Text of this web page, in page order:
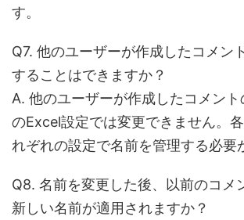
す。
Q7. 他のユーザーが作成したコメン
することはできますか？
A. 他のユーザーが作成したコメン
のExcel設定では変更できません。
れぞれの設定で名前を管理する必要
Q8. 名前を変更した後、以前のコメ
新しい名前が適用されますか？